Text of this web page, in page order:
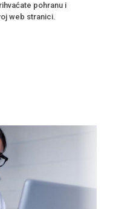
pohranu i
web stranici.